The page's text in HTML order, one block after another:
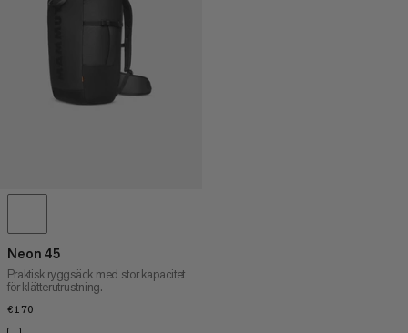
Neon 45
Praktisk ryggsäck med stor kapacitet
för klätterutrustning.
€170